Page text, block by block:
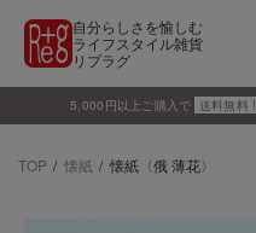
自分らしさを愉しむ
ライフスタイル雑貨
リプラグ
5,000円以上ご購入で 送料無料 !
TOP 懐紙 懐紙〈俄 薄花〉